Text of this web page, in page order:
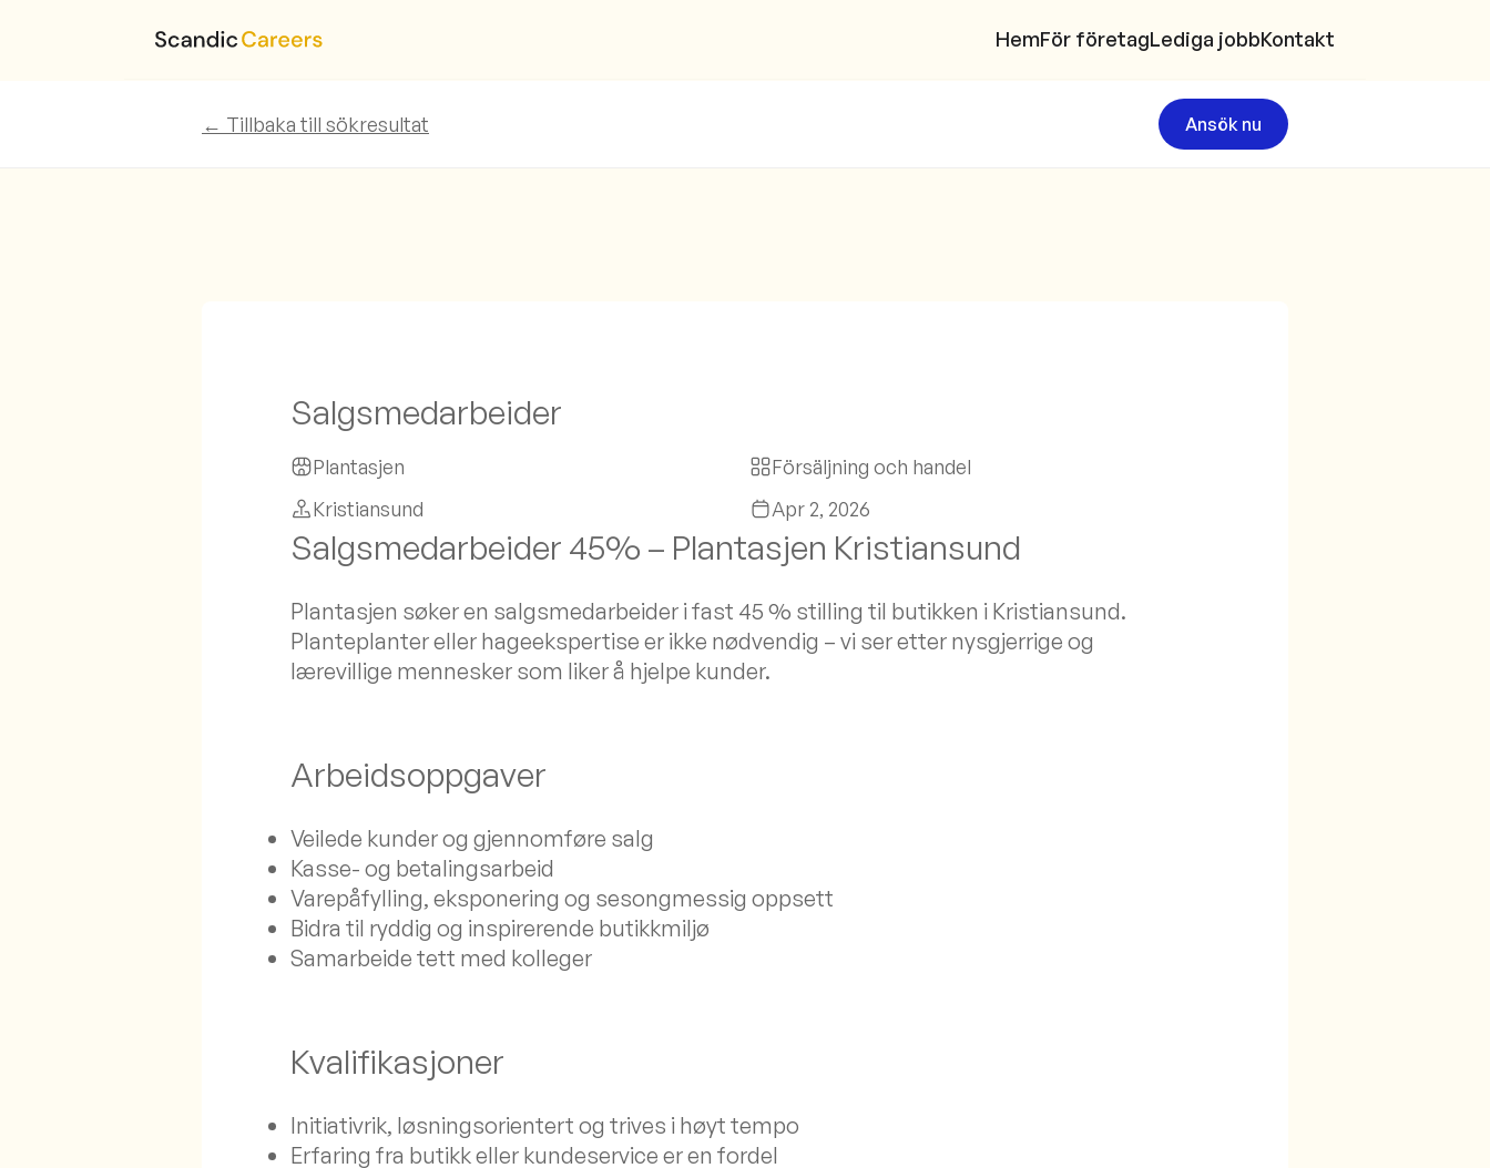
HemFör företagLediga jobbKontakt
← Tillbaka till sökresultat Ansök nu
Salgsmedarbeider
Plantasjen
Försäljning och handel
Kristiansund
Apr 2, 2026
Salgsmedarbeider 45% – Plantasjen Kristiansund
Plantasjen søker en salgsmedarbeider i fast 45 % stilling til butikken i Kristiansund.
Planteplanter eller hageekspertise er ikke nødvendig – vi ser etter nysgjerrige og
lærevillige mennesker som liker å hjelpe kunder.
Arbeidsoppgaver
Veilede kunder og gjennomføre salg
Kasse- og betalingsarbeid
Varepåfylling, eksponering og sesongmessig oppsett
Bidra til ryddig og inspirerende butikkmiljø
Samarbeide tett med kolleger
Kvalifikasjoner
Initiativrik, løsningsorientert og trives i høyt tempo
Erfaring fra butikk eller kundeservice er en fordel